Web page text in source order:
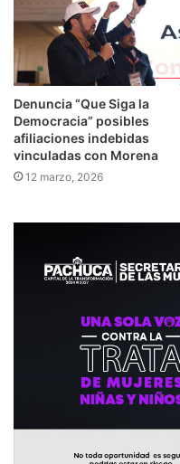
Denuncia “Que Siga la
Democracia” posibles
afiliaciones indebidas
vinculadas con Morena
12 marzo, 2026